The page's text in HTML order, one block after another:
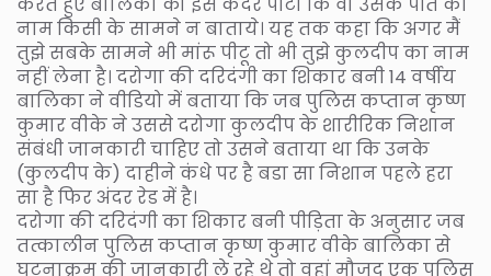
नाम किसी के सामने न बाताये। यह तक कहा कि अगर मैं
तुझे सबके सामने भी मांरू पीटू तो भी तुझे कुलदीप का नाम
नहीं लेना है। दरोगा की दरिदंगी का शिकार बनी 14 वर्षीय
बालिका ने वीडियो में बताया कि जब पुलिस कप्तान कृष्ण
कुमार वीके ने उससे दरोगा कुलदीप के शारीरिक निशान
संबंधी जानकारी चाहिए तो उसने बताया था कि उनके
(कुलदीप के) दाहीने कंधे पर है बडा सा निशान पहले हरा
सा है फिर अंदर रेड में है।
दरोगा की दरिदंगी का शिकार बनी पीड़िता के अनुसार जब
तत्कालीन पुलिस कप्तान कृष्ण कुमार वीके बालिका से
घटनाक्रम की जानकारी ले रहे थे तो वहां मौजूद एक पुलिस